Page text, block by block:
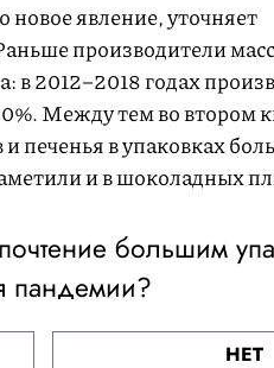
явление, уточняет
производители
в 2012–2018 годах
Между тем во втором
печенья в упаковках
и в шоколадных
большим
пандемии?
НЕТ